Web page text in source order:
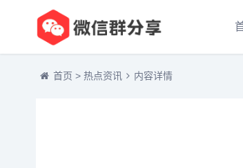
首页 > 热点资讯 内容详情